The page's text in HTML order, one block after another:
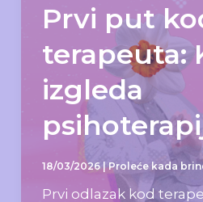
Prvi put
terapeuta:
izgleda
18/03/2026|Proleće kada
Prvi odlazak kod